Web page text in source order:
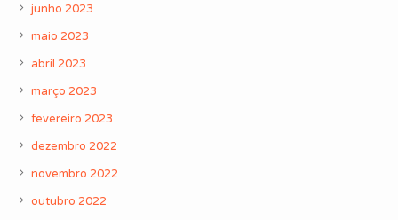
junho 2023
maio 2023
abril 2023
março 2023
fevereiro 2023
dezembro 2022
novembro 2022
outubro 2022